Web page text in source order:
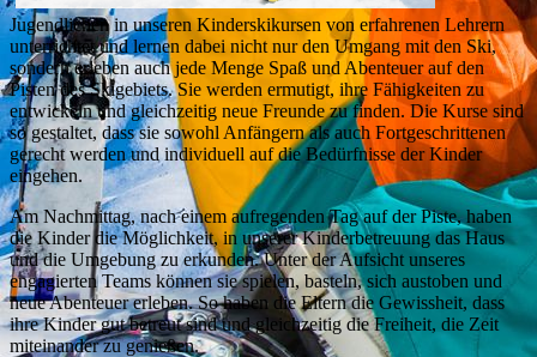
Jugendlichen in unseren Kinderskikursen von erfahrenen Lehrern
unterrichtet und lernen dabei nicht nur den Umgang mit den Ski,
sondern erleben auch jede Menge Spaß und Abenteuer auf den
Pisten des Skigebiets. Sie werden ermutigt, ihre Fähigkeiten zu
entwickeln und gleichzeitig neue Freunde zu finden. Die Kurse sind
so gestaltet, dass sie sowohl Anfängern als auch Fortgeschrittenen
gerecht werden und individuell auf die Bedürfnisse der Kinder
eingehen.
Am Nachmittag, nach einem aufregenden Tag auf der Piste, haben
die Kinder die Möglichkeit, in unserer Kinderbetreuung das Haus
und die Umgebung zu erkunden. Unter der Aufsicht unseres
engagierten Teams können sie spielen, basteln, sich austoben und
neue Abenteuer erleben. So haben die Eltern die Gewissheit, dass
ihre Kinder gut betreut sind und gleichzeitig die Freiheit, die Zeit
miteinander zu genießen.